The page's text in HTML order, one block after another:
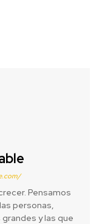
Pensamos
personas,
y las que